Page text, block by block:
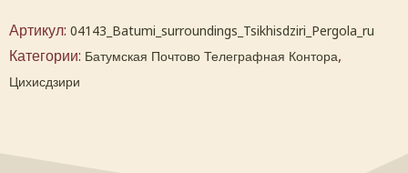
Артикул: 04143_Batumi_surroundings_Tsikhisdziri_Pergola_ru
Категории: Батумская Почтово Телеграфная Контора,
Цихисдзири